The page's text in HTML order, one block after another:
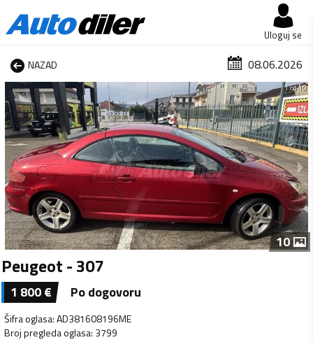
Uloguj se
NAZAD 08.06.2026
1 od 10
10
Peugeot - 307
1 800€ Po dogovoru
Šifra oglasa:AD381608196ME
Broj pregleda oglasa: 3799